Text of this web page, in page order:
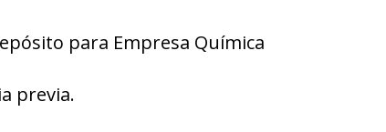
para Empresa Química
previa.